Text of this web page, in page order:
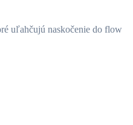
uľahčujú naskočenie do flow